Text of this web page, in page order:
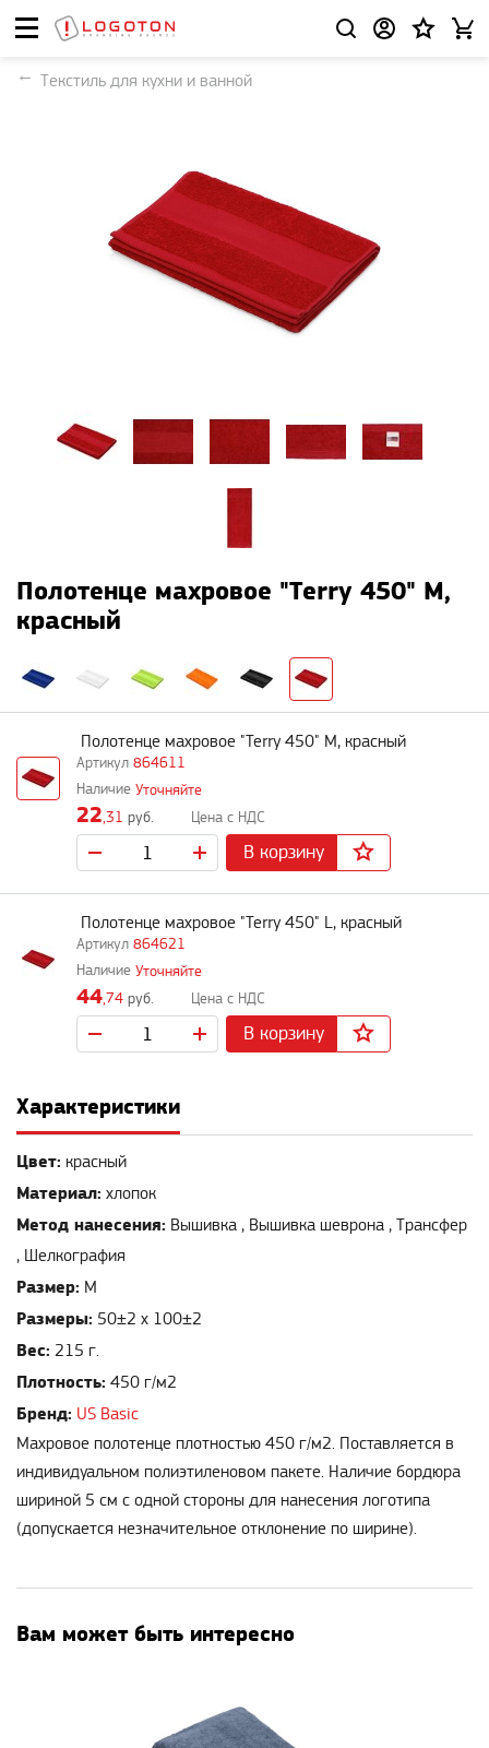
Текстиль для кухни и ванной
Полотенце махровое "Terry 450" M,
красный
864611
Полотенце махровое "Terry 450" M, красный
Уточняйте
22,31 руб.
В корзину
864621
Полотенце махровое "Terry 450" L, красный
Уточняйте
44,74 руб.
В корзину
Характеристики
Цвет: красный
Материал: хлопок
Метод нанесения:
, Шелкография
Размер: M
Размеры: 50±2 х 100±2
Вес: 215 г.
Плотность: 450 г/м2
Бренд: US Basic
Махровое полотенце плотностью 450 г/м2. Поставляется в
индивидуальном полиэтиленовом пакете. Наличие бордюра
шириной 5 см с одной стороны для нанесения логотипа
(допускается незначительное отклонение по ширине).
Вам может быть интересно